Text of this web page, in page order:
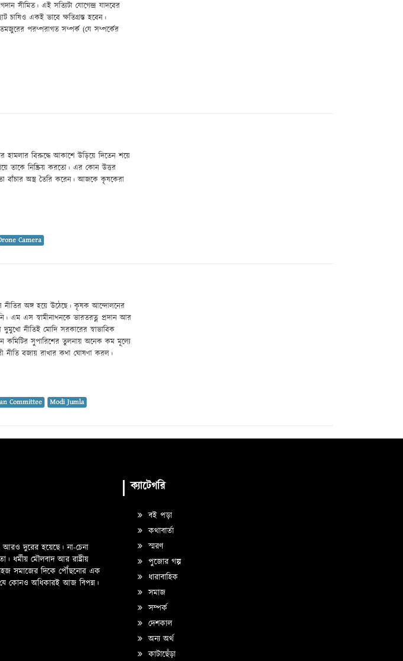
সীমিত। এই সত্যিটা যোগেন্দ্র যাদবের
চাষিও একই ভাবে ক্ষতিগ্রস্ত হবেন।
পরম্পরাগত সম্পর্ক (যে সম্পর্কের
হামলার বিরুদ্ধে আকাশে উড়িয়ে দিতেন শয়ে
তাকে নিষ্ক্রিয় করতো। এর কোন উত্তর
বাঁচার অস্ত্র তৈরি করেন। আজকে কৃষকেরা
Camera
নীতির অঙ্গ হয়ে উঠেছে। কৃষক আন্দোলনের
এম এস স্বামীনাথনকে ভারতরত্ন প্রদান আর
নীতিই মোদি সরকারের স্বাভাবিক
কমিটির সুপারিশের তুলনায় অনেক কম মূল্যে
নীতি বজায় রাখার কথা ঘোষণা করল।
Committee Modi Jumla
দুরের হয়েছে। না-চেনা
ধর্মীয় মৌলবাদ আর রাষ্ট্রীয়
সহজ সমাজের দিকে পৌঁছনোর এক
যে কোনও অধিকারই আজ বিপন্ন।
ক্যাটেগরি
বই পড়া
কথাবার্তা
স্মরণ
পুজোর গল্প
ধারাবাহিক
সমাজ
সম্পর্ক
দেশকাল
অন্য অর্থ
কাটাছেঁড়া